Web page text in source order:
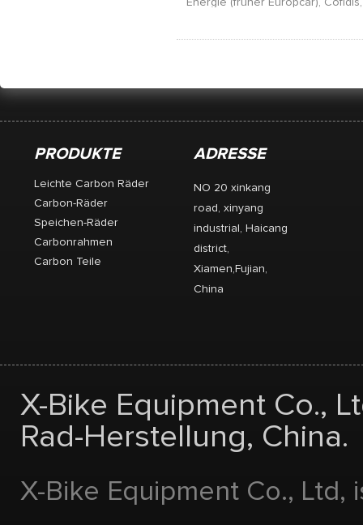
PRODUKTE
Leichte Carbon Räder
Carbon-Räder
Speichen-Räder
Carbonrahmen
Carbon Teile
ADRESSE
NO 20 xinkang
road, xinyang
industrial, Haicang
district,
Xiamen,Fujian,
China
X-Bike Equipment Co.,
Rad-Herstellung, China.
X-Bike Equipment Co., Ltd,